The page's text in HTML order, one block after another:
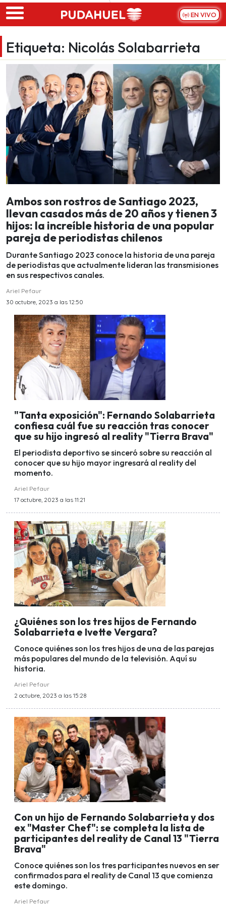
Skip to main content
EN VIVO
Etiqueta: Nicolás Solabarrieta
Ambos son rostros de Santiago 2023,
llevan casados más de 20 años y tienen 3
hijos: la increíble historia de una popular
pareja de periodistas chilenos
Durante Santiago 2023 conoce la historia de una pareja
de periodistas que actualmente lideran las transmisiones
en sus respectivos canales.
Ariel Pefaur
30 octubre, 2023 a las 12:50
"Tanta exposición": Fernando Solabarrieta
confiesa cuál fue su reacción tras conocer
que su hijo ingresó al reality "Tierra Brava"
El periodista deportivo se sinceró sobre su reacción al
conocer que su hijo mayor ingresará al reality del
momento.
Ariel Pefaur
17 octubre, 2023 a las 11:21
¿Quiénes son los tres hijos de Fernando
Solabarrieta e Ivette Vergara?
Conoce quiénes son los tres hijos de una de las parejas
más populares del mundo de la televisión. Aquí su
historia.
Ariel Pefaur
2 octubre, 2023 a las 15:28
Con un hijo de Fernando Solabarrieta y dos
ex "Master Chef": se completa la lista de
participantes del reality de Canal 13 "Tierra
Brava"
Conoce quiénes son los tres participantes nuevos en ser
confirmados para el reality de Canal 13 que comienza
este domingo.
Ariel Pefaur